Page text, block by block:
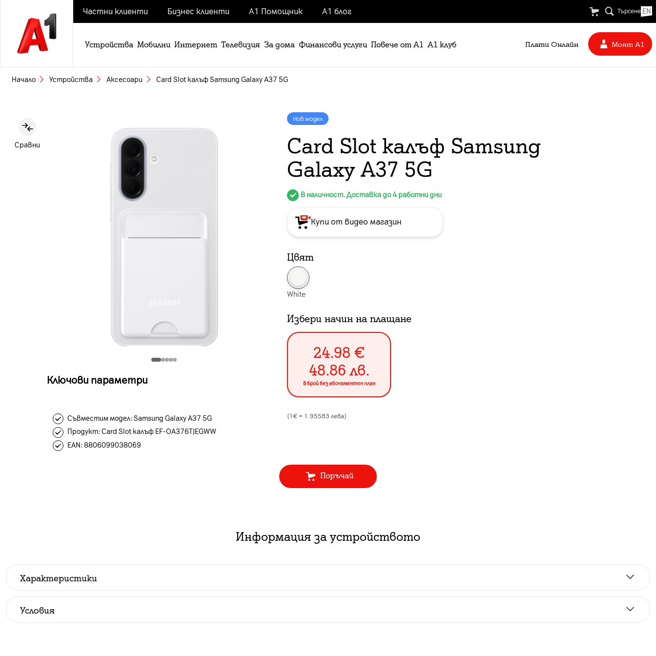
Частни клиенти Бизнес клиенти А1 Помощник А1 блог Търсене EN
Устройства Мобилни Интернет Телевизия За дома Финансови услуги Повече от А1 А1 клуб Плати Oнлайн Моят А1
Начало Устройства Аксесоари Card Slot калъф Samsung Galaxy A37 5G
Сравни
Ключови параметри
Съвместим модел: Samsung Galaxy A37 5G
Продукт: Card Slot калъф EF-OA376TJEGWW
EAN: 8806099038069
Нов модел
Card Slot калъф Samsung
Galaxy A37 5G
В наличност. Доставка до 4 работни дни
Купи от видео магазин
Цвят
White
Избери начин на плащане
24.98 €
48.86 лв.
в брой без абонаментен план
(1€ = 1.95583 лева)
Поръчай
Информация за устройството
Характеристики
Производител:Samsung
Условия